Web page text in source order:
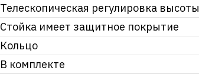
Телескопическая регулировка высоты
Стойка имеет защитное покрытие
Кольцо
В комплекте